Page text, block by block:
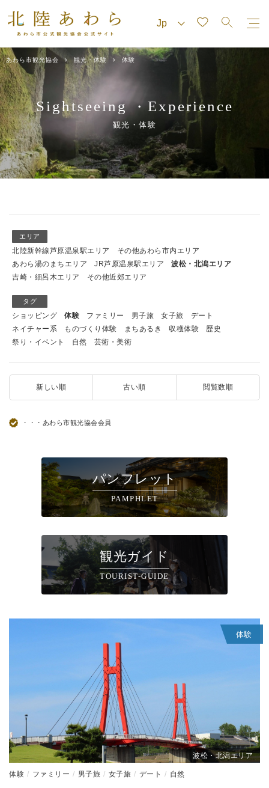
あわら市観光協会 観光・体験 体験
Sightseeing・ Experience
観光・体験
エリア
北陸新幹線芦原温泉駅エリア
その他あわら市内エリア
あわら湯のまちエリア
JR芦原温泉駅エリア
波松・北潟エリア
吉崎・細呂木エリア
その他近郊エリア
タグ
ショッピング 体験 ファミリー 男子旅 女子旅
デート
ネイチャー系
ものづくり体験 まちあるき 収穫体験
歴史
祭り・イベント
自然 芸術・美術
新しい順 古い順 閲覧数順
・・・あわら市観光協会会員
パンフレット
PAMPHLET
観光ガイド
TOURIST-GUIDE
体験
波松・北潟エリア
体験 ファミリー 男子旅 女子旅 デート 自然